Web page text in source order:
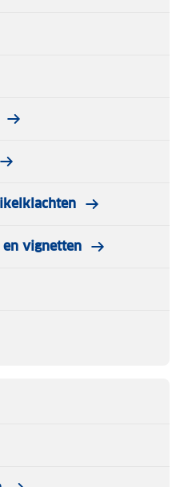
vignetten